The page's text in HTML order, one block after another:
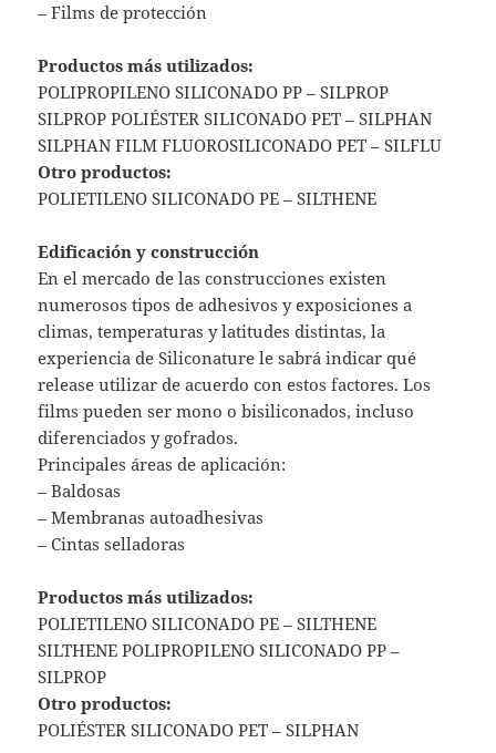
– Films de protección
Productos más utilizados:
POLIPROPILENO SILICONADO PP – SILPROP
SILPROP POLIÉSTER SILICONADO PET – SILPHAN
SILPHAN FILM FLUOROSILICONADO PET – SILFLU
Otro productos:
POLIETILENO SILICONADO PE – SILTHENE
Edificación y construcción
En el mercado de las construcciones existen
numerosos tipos de adhesivos y exposiciones a
climas, temperaturas y latitudes distintas, la
experiencia de Siliconature le sabrá indicar qué
release utilizar de acuerdo con estos factores. Los
films pueden ser mono o bisiliconados, incluso
diferenciados y gofrados.
Principales áreas de aplicación:
– Baldosas
– Membranas autoadhesivas
– Cintas selladoras
Productos más utilizados:
POLIETILENO SILICONADO PE – SILTHENE
SILTHENE POLIPROPILENO SILICONADO PP –
SILPROP
Otro productos:
POLIÉSTER SILICONADO PET – SILPHAN